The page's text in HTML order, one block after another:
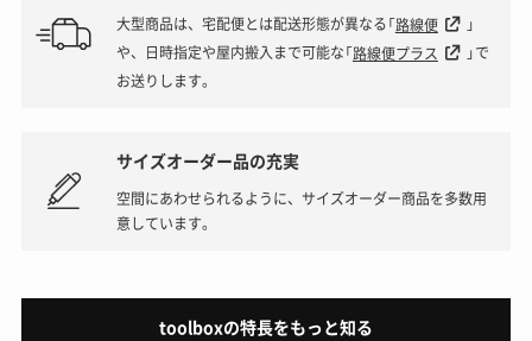
大型商品は、宅配便とは配送形態が異なる「路線便
」
や、日時指定や屋内搬入まで可能な「路線便プラス
」で
お送りします。
サイズオーダー品の充実
空間にあわせられるように、サイズオーダー商品を多数用
意しています。
toolboxの特長をもっと知る